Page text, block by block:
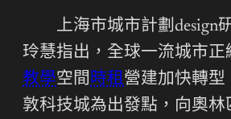
上海市城市計劃design
玲慧指出，全球一流城市正
教學空間時租營建加快轉型
敦科技城為出發點，向奧林